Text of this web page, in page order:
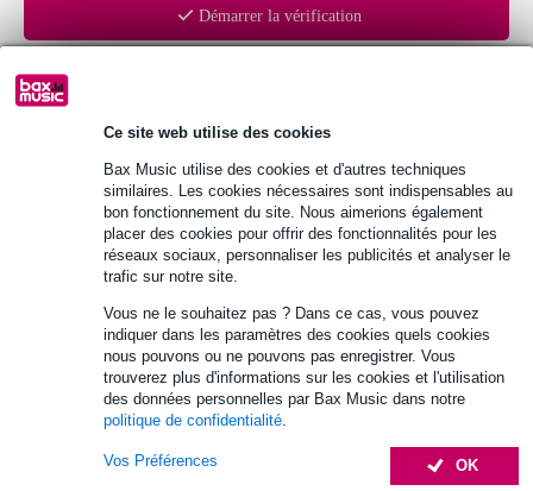
Ce site web utilise des cookies
Bax Music utilise des cookies et d'autres techniques
similaires. Les cookies nécessaires sont indispensables au
bon fonctionnement du site. Nous aimerions également
placer des cookies pour offrir des fonctionnalités pour les
réseaux sociaux, personnaliser les publicités et analyser le
trafic sur notre site.
Vous ne le souhaitez pas ? Dans ce cas, vous pouvez
indiquer dans les paramètres des cookies quels cookies
nous pouvons ou ne pouvons pas enregistrer. Vous
trouverez plus d'informations sur les cookies et l'utilisation
des données personnelles par Bax Music dans notre
politique de confidentialité.
OK
Vos Préférences
Démarrer la vérification
Informations
cymbale splash Fazley
série : Classic
diamètre : 12"
Afficher toutes les caractéristiques du produit
Autres variantes (2)